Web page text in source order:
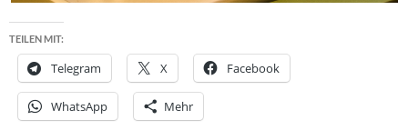
TEILEN MIT:
Telegram X Facebook
WhatsApp Mehr